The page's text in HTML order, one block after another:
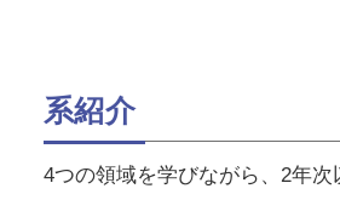
系紹介
4つの領域を学びながら、2年